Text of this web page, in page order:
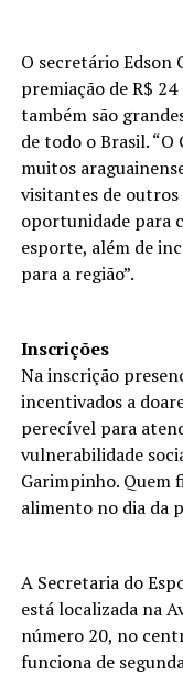
O secretário Edson
premiação de R$
também são
de todo o Brasil.
muitos
visitantes de outros
oportunidade para
esporte, além de
para a região”.
Inscrições
Na inscrição
incentivados a
perecível para
vulnerabilidade
Garimpinho. Quem
alimento no dia da
A Secretaria do
está localizada na
número 20, no
funciona de